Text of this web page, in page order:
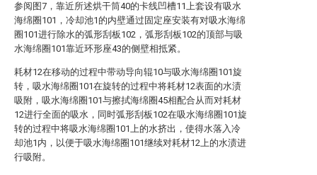
参阅图7，靠近所述烘干筒40的卡线凹槽11上套设有吸水
海绵圈101，冷却池1的内壁通过固定座安装有对吸水海绵
圈101进行除水的弧形刮板102，弧形刮板102的顶部与吸
水海绵圈101靠近环形座43的侧壁相抵紧。
耗材12在移动的过程中带动导向辊10与吸水海绵圈101旋
转，吸水海绵圈101在旋转的过程中将耗材12表面的水渍
吸附，吸水海绵圈101与擦拭海绵圈45相配合从而对耗材
12进行全面的吸水，同时弧形刮板102在吸水海绵圈101旋
转的过程中将吸水海绵圈101上的水挤出，使得水落入冷
却池1内，以便于吸水海绵圈101继续对耗材12上的水渍进
行吸附。